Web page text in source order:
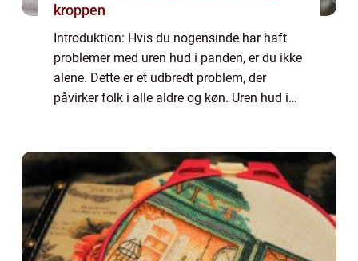
kroppen
Introduktion: Hvis du nogensinde har haft
problemer med uren hud i panden, er du ikke
alene. Dette er et udbredt problem, der
påvirker folk i alle aldre og køn. Uren hud i